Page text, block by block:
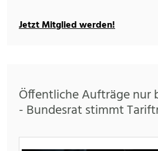
Jetzt Mitglied werden!
Öffentliche Aufträge nur
- Bundesrat stimmt